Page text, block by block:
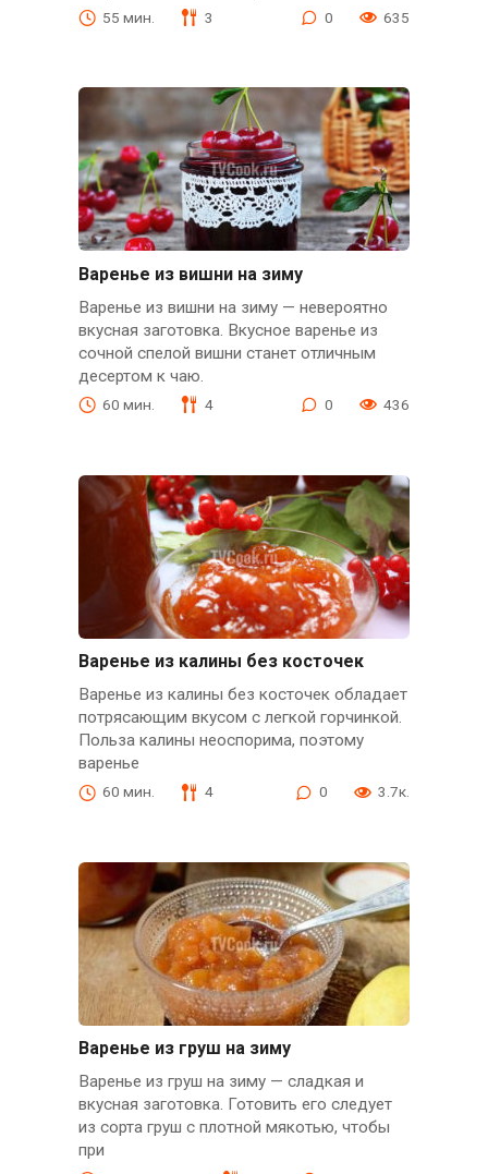
55 мин. 3 0 635
Варенье из вишни на зиму
Варенье из вишни на зиму — невероятно
вкусная заготовка. Вкусное варенье из
сочной спелой вишни станет отличным
десертом к чаю.
60 мин. 4 0 436
Варенье из калины без косточек
Варенье из калины без косточек обладает
потрясающим вкусом с легкой горчинкой.
Польза калины неоспорима, поэтому
варенье
60 мин. 4 0 3.7к.
Варенье из груш на зиму
Варенье из груш на зиму — сладкая и
вкусная заготовка. Готовить его следует
из сорта груш с плотной мякотью, чтобы
при